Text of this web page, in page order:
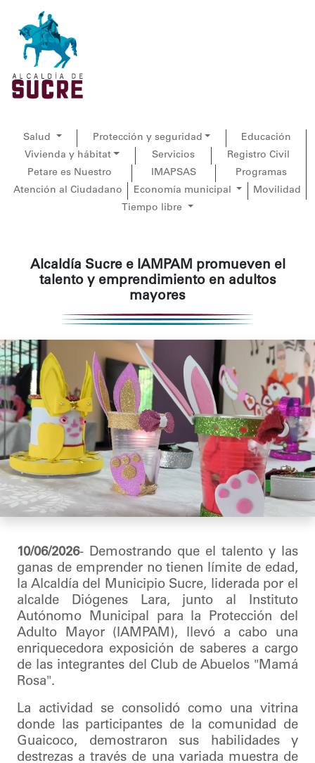
Salud Protección y seguridad
Educación
Vivienda y hábitat
Servicios
Registro Civil
Petare es Nuestro
IMAPSAS
Programas
Atención al Ciudadano
Economía municipal
Movilidad
Tiempo libre
Alcaldía Sucre e IAMPAM promueven el
talento y emprendimiento en adultos
mayores
10/06/2026- Demostrando que el talento y las
ganas de emprender no tienen límite de edad,
la Alcaldía del Municipio Sucre, liderada por el
alcalde Diógenes Lara, junto al Instituto
Autónomo Municipal para la Protección del
Adulto Mayor (IAMPAM), llevó a cabo una
enriquecedora exposición de saberes a cargo
de las integrantes del Club de Abuelos "Mamá
Rosa".
La actividad se consolidó como una vitrina
donde las participantes de la comunidad de
Guaicoco, demostraron sus habilidades y
destrezas a través de una variada muestra de